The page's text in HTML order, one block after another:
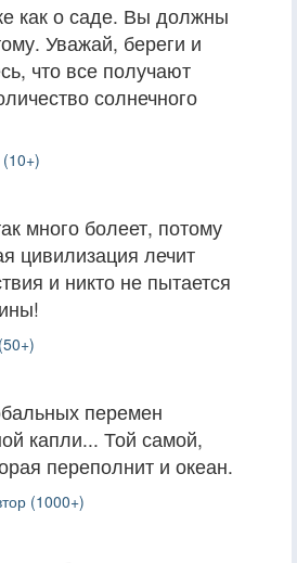
как о саде. Вы должны
Уважай, береги и
что все получают
солнечного
много болеет, потому
цивилизация лечит
и никто не пытается
перемен
капли... Той самой,
переполнит и океан.
(1000+)